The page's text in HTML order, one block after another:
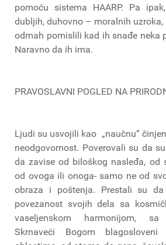
pomoću sistema HAARP. Pa
dubljih, duhovno – moralnih uzroka,
odmah pomislili kad ih snađe neka
Naravno da ih ima.
PRAVOSLAVNI POGLED NA
Ljudi su usvojili kao „naučnu“
neodgovornost. Poverovali su da
da zavise od biloškog nasleđa, od
od ovoga ili onoga- samo ne od
obraza i poštenja. Prestali su da
povezanost svojih dela sa
vaseljenskom harmonijom,
Skrnaveći Bogom